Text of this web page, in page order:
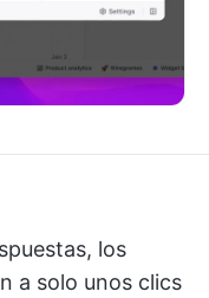
los
a solo unos clics